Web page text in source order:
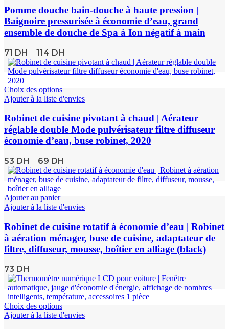
Pomme douche bain-douche à haute pression |
Baignoire pressurisée à économie d’eau, grand
ensemble de douche de Spa à Ion négatif à main
71 DH – 114 DH
Choix des options
Ajouter à la liste d'envies
Robinet de cuisine pivotant à chaud | Aérateur
réglable double Mode pulvérisateur filtre diffuseur
économie d’eau, buse robinet, 2020
53 DH – 69 DH
Ajouter au panier
Ajouter à la liste d'envies
Robinet de cuisine rotatif à économie d’eau | Robinet
à aération ménager, buse de cuisine, adaptateur de
filtre, diffuseur, mousse, boîtier en alliage (black)
73 DH
Choix des options
Ajouter à la liste d'envies